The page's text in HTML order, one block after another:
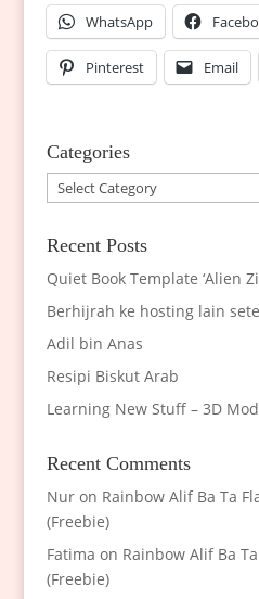
WhatsApp
Pinterest Email
Categories
Categories
Recent Posts
Quiet Book Template ‘Alien
Berhijrah ke hosting lain
Adil bin Anas
Resipi Biskut Arab
Learning New Stuff – 3D
Recent Comments
Nuron Rainbow Alif Ba Ta
(Freebie)
Fatima on Rainbow Alif Ba
(Freebie)